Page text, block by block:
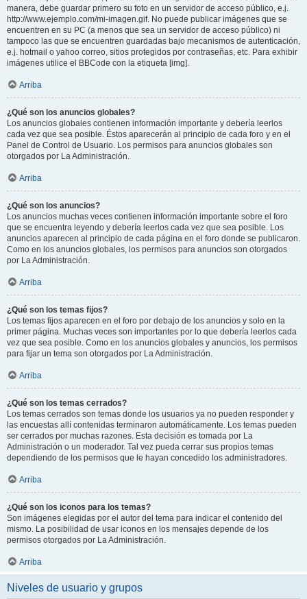
manera, debe guardar primero su foto en un servidor de acceso público, e.j.
http://www.ejemplo.com/mi-imagen.gif. No puede publicar imágenes que se
encuentren en su PC (a menos que sea un servidor de acceso público) ni
tampoco las que se encuentren guardadas bajo mecanismos de autenticación,
e.j. hotmail o yahoo correo, sitios protegidos por contraseñas, etc. Para exhibir
imágenes utilice el BBCode con la etiqueta [img].
Arriba
¿Qué son los anuncios globales?
Los anuncios globales contienen información importante y debería leerlos
cada vez que sea posible. Éstos aparecerán al principio de cada foro y en el
Panel de Control de Usuario. Los permisos para anuncios globales son
otorgados por La Administración.
Arriba
¿Qué son los anuncios?
Los anuncios muchas veces contienen información importante sobre el foro
que se encuentra leyendo y debería leerlos cada vez que sea posible. Los
anuncios aparecen al principio de cada página en el foro donde se publicaron.
Como en los anuncios globales, los permisos para anuncios son otorgados
por La Administración.
Arriba
¿Qué son los temas fijos?
Los temas fijos aparecen en el foro por debajo de los anuncios y solo en la
primer página. Muchas veces son importantes por lo que debería leerlos cada
vez que sea posible. Como en los anuncios globales y anuncios, los permisos
para fijar un tema son otorgados por La Administración.
Arriba
¿Qué son los temas cerrados?
Los temas cerrados son temas donde los usuarios ya no pueden responder y
las encuestas allí contenidas terminaron automáticamente. Los temas pueden
ser cerrados por muchas razones. Esta decisión es tomada por La
Administración o un moderador. Tal vez pueda cerrar sus propios temas
dependiendo de los permisos que le hayan concedido los administradores.
Arriba
¿Qué son los iconos para los temas?
Son imágenes elegidas por el autor del tema para indicar el contenido del
mismo. La posibilidad de usar iconos en los mensajes depende de los
permisos otorgados por La Administración.
Arriba
Niveles de usuario y grupos